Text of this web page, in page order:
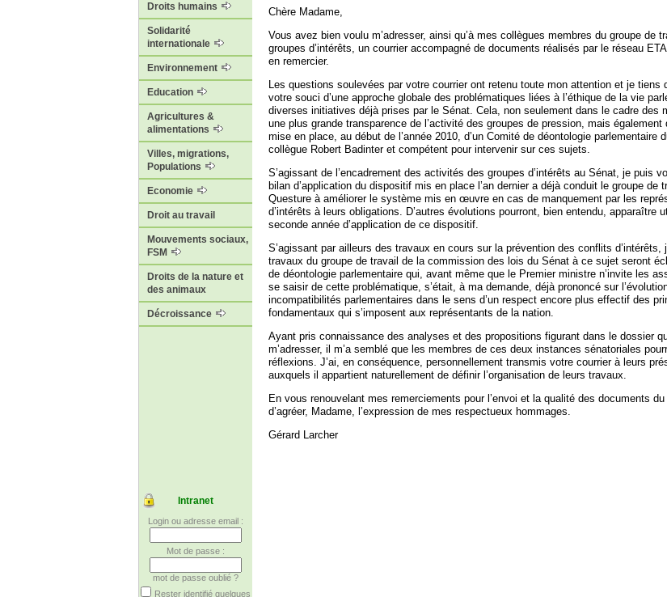
Droits humains
Solidarité
internationale
Environnement
Education
Agricultures &
alimentations
Villes, migrations,
Populations
Economie
Droit au travail
Mouvements sociaux,
FSM
Droits de la nature et
des animaux
Décroissance
Intranet
Login ou adresse email :
Mot de passe :
mot de passe oublié ?
Rester identifié quelques
Chère Madame,
Vous avez bien voulu m’adresser, ainsi qu’à mes collègues membres du groupe de
groupes d’intérêts, un courrier accompagné de documents réalisés par le réseau
en remercier.
Les questions soulevées par votre courrier ont retenu toute mon attention et je tiens
votre souci d’une approche globale des problématiques liées à l’éthique de la vie
diverses initiatives déjà prises par le Sénat. Cela, non seulement dans le cadre des
une plus grande transparence de l’activité des groupes de pression, mais
mise en place, au début de l’année 2010, d’un Comité de déontologie parlementaire
collègue Robert Badinter et compétent pour intervenir sur ces sujets.
S’agissant de l’encadrement des activités des groupes d’intérêts au Sénat, je puis
bilan d’application du dispositif mis en place l’an dernier a déjà conduit le groupe de
Questure à améliorer le système mis en œuvre en cas de manquement par les
d’intérêts à leurs obligations. D’autres évolutions pourront, bien entendu, apparaître
seconde année d’application de ce dispositif.
S’agissant par ailleurs des travaux en cours sur la prévention des conflits
travaux du groupe de travail de la commission des lois du Sénat à ce sujet seront
de déontologie parlementaire qui, avant même que le Premier ministre n’invite les
se saisir de cette problématique, s’était, à ma demande, déjà prononcé sur
incompatibilités parlementaires dans le sens d’un respect encore plus effectif des
fondamentaux qui s’imposent aux représentants de la nation.
Ayant pris connaissance des analyses et des propositions figurant dans le dossier
m’adresser, il m’a semblé que les membres de ces deux instances sénatoriales
réflexions. J’ai, en conséquence, personnellement transmis votre courrier à leurs
auxquels il appartient naturellement de définir l’organisation de leurs travaux.
En vous renouvelant mes remerciements pour l’envoi et la qualité des documents
d’agréer, Madame, l’expression de mes respectueux hommages.
Gérard Larcher